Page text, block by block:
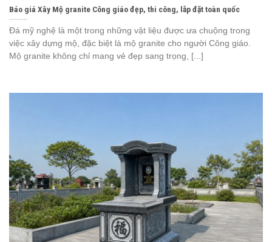
Báo giá Xây Mộ granite Công giáo đẹp, thi công, lắp đặt toàn quốc
Đá mỹ nghệ là một trong những vật liệu được ưa chuộng trong
việc xây dựng mộ, đặc biệt là mộ granite cho người Công giáo.
Mộ granite không chỉ mang vẻ đẹp sang trọng, [...]